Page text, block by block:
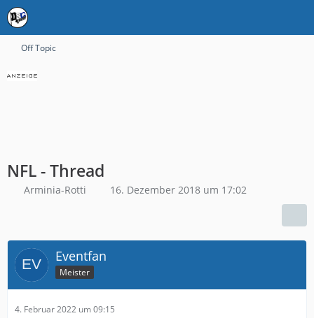
Off Topic
NFL - Thread
Arminia-Rotti 16. Dezember 2018 um 17:02
Eventfan
Meister
4. Februar 2022 um 09:15